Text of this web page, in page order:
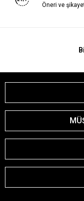
Öneri ve